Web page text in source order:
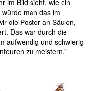
im Bild sieht, wie ein
man das im
die Poster an Säulen,
Das war durch die
aufwendig und schwierig
zu meistern."